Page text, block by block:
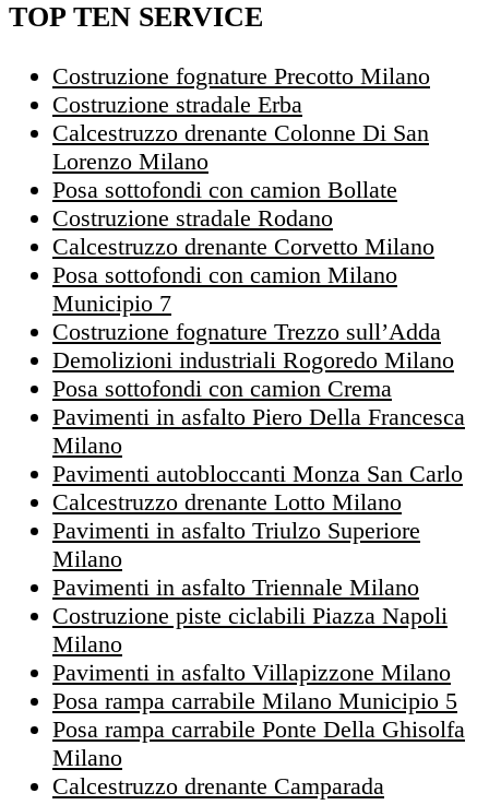
TOP TEN SERVICE
Costruzione fognature Precotto Milano
Costruzione stradale Erba
Calcestruzzo drenante Colonne Di San
Lorenzo Milano
Posa sottofondi con camion Bollate
Costruzione stradale Rodano
Calcestruzzo drenante Corvetto Milano
Posa sottofondi con camion Milano
Municipio 7
Costruzione fognature Trezzo sull’Adda
Demolizioni industriali Rogoredo Milano
Posa sottofondi con camion Crema
Pavimenti in asfalto Piero Della Francesca
Milano
Pavimenti autobloccanti Monza San Carlo
Calcestruzzo drenante Lotto Milano
Pavimenti in asfalto Triulzo Superiore
Milano
Pavimenti in asfalto Triennale Milano
Costruzione piste ciclabili Piazza Napoli
Milano
Pavimenti in asfalto Villapizzone Milano
Posa rampa carrabile Milano Municipio 5
Posa rampa carrabile Ponte Della Ghisolfa
Milano
Calcestruzzo drenante Camparada